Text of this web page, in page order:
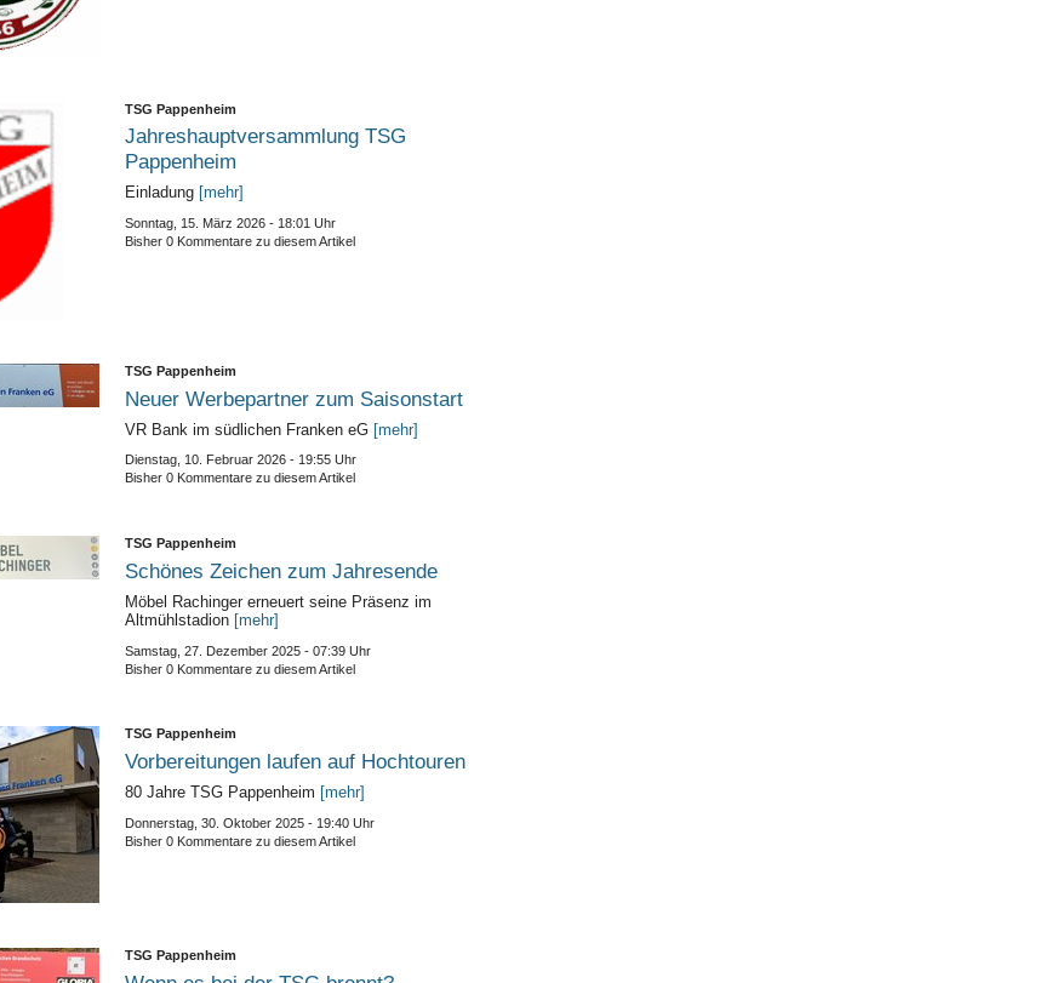
TSG Pappenheim
Jahreshauptversammlung TSG
Pappenheim
Einladung [mehr]
Sonntag, 15. März 2026 - 18:01 Uhr
Bisher 0 Kommentare zu diesem Artikel
TSG Pappenheim
Neuer Werbepartner zum Saisonstart
VR Bank im südlichen Franken eG [mehr]
Dienstag, 10. Februar 2026 - 19:55 Uhr
Bisher 0 Kommentare zu diesem Artikel
TSG Pappenheim
Schönes Zeichen zum Jahresende
Möbel Rachinger erneuert seine Präsenz im
Altmühlstadion [mehr]
Samstag, 27. Dezember 2025 - 07:39 Uhr
Bisher 0 Kommentare zu diesem Artikel
TSG Pappenheim
Vorbereitungen laufen auf Hochtouren
80 Jahre TSG Pappenheim [mehr]
Donnerstag, 30. Oktober 2025 - 19:40 Uhr
Bisher 0 Kommentare zu diesem Artikel
TSG Pappenheim